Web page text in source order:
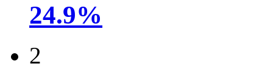
24.9%
2